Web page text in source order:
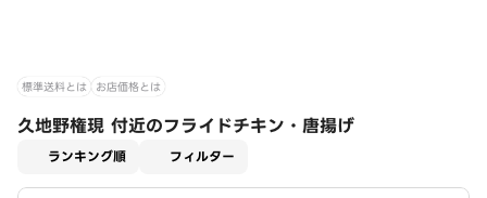
標準送料とは お店価格とは
久地野権現 付近のフライドチキン・唐揚げ
ランキング順 フィルター